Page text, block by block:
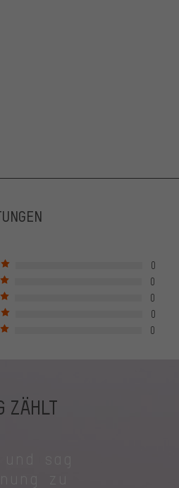
0
0
0
0
0
ZÄHLT